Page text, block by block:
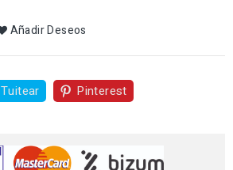
Añadir Deseos
Tuitear Pinterest